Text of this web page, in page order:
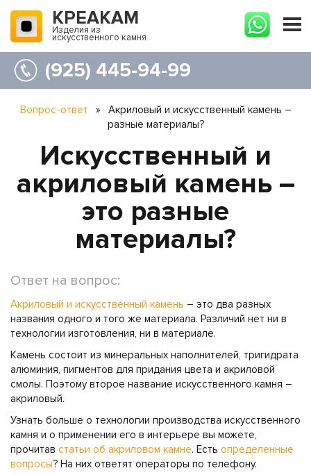
КРЕАКАМ
Изделия из
искусственного камня
(925) 445-94-99
Вопрос-ответ »
Акриловый и искусственный камень –
разные материалы?
Искусственный и
акриловый камень –
это разные
материалы?
Ответ на вопрос:
Акриловый и искусственный камень – это два разных
названия одного и того же материала. Различий нет ни в
технологии изготовления, ни в материале.
Камень состоит из минеральных наполнителей, тригидрата
алюминия, пигментов для придания цвета и акриловой
смолы. Поэтому второе название искусственного камня –
акриловый.
Узнать больше о технологии производства искусственного
камня и о применении его в интерьере вы можете,
прочитав статьи об акриловом камне. Есть определенные
вопросы? На них ответят операторы по телефону.